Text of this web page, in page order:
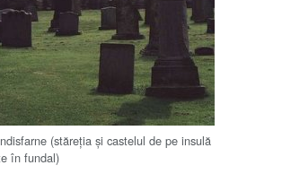
(stăreţia şi castelul de pe insulă
în fundal)